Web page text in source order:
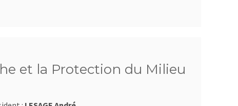
et la Protection du Milieu